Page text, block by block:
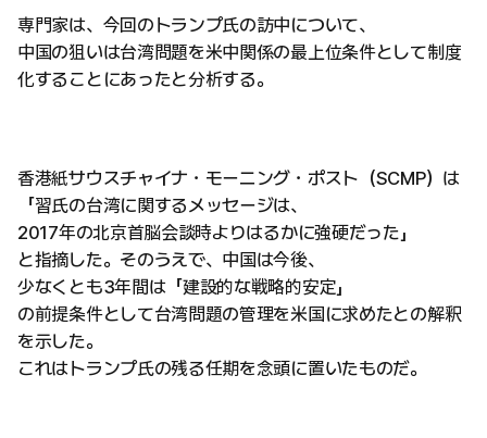
専門家は、今回のトランプ氏の訪中について、
中国の狙いは台湾問題を米中関係の最上位条件として制度
化することにあったと分析する。
香港紙サウスチャイナ・モーニング・ポスト（SCMP）は
「習氏の台湾に関するメッセージは、
2017年の北京首脳会談時よりはるかに強硬だった」
と指摘した。そのうえで、中国は今後、
少なくとも3年間は「建設的な戦略的安定」
の前提条件として台湾問題の管理を米国に求めたとの解釈
を示した。
これはトランプ氏の残る任期を念頭に置いたものだ。